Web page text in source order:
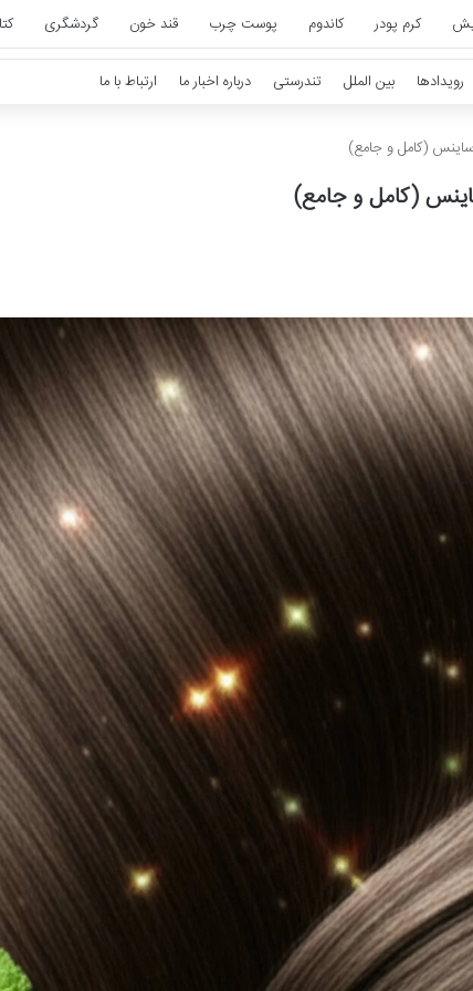
کرم پودر کاندوم پوست چرب قند خون گردشگری
رویدادها بین الملل تندرستی درباره اخبار ما ارتباط با ما
(کامل و جامع)
(کامل و جامع)